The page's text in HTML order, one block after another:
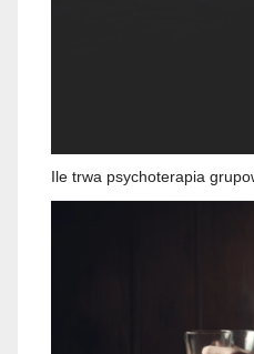
Ile trwa psychoterapia